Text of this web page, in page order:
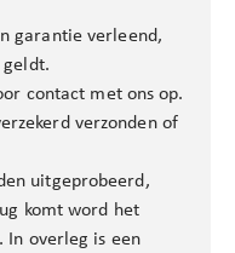
garantie verleend,
contact met ons op.
verzonden of
uitgeprobeerd,
komt word het
overleg is een